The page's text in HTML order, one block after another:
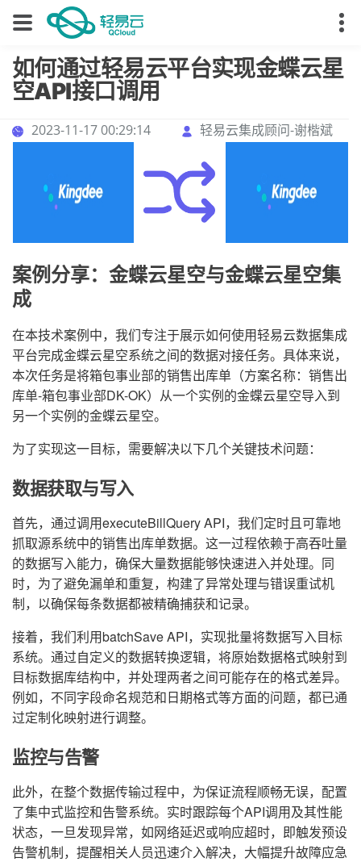
如何通过轻易云平台实现金蝶云星
空API接口调用
2023-11-17 00:29:14 轻易云集成顾问-谢楷斌
案例分享：金蝶云星空与金蝶云星空集
成
在本技术案例中，我们专注于展示如何使用轻易云数据集成
平台完成金蝶云星空系统之间的数据对接任务。具体来说，
本次任务是将箱包事业部的销售出库单（方案名称：销售出
库单-箱包事业部DK-OK）从一个实例的金蝶云星空导入到
另一个实例的金蝶云星空。
为了实现这一目标，需要解决以下几个关键技术问题：
数据获取与写入
首先，通过调用executeBillQuery API，我们定时且可靠地
抓取源系统中的销售出库单数据。这一过程依赖于高吞吐量
的数据写入能力，确保大量数据能够快速进入并处理。同
时，为了避免漏单和重复，构建了异常处理与错误重试机
制，以确保每条数据都被精确捕获和记录。
接着，我们利用batchSave API，实现批量将数据写入目标
系统。通过自定义的数据转换逻辑，将原始数据格式映射到
目标数据库结构中，并处理两者之间可能存在的格式差异。
例如，不同字段命名规范和日期格式等方面的问题，都已通
过定制化映射进行调整。
监控与告警
此外，在整个数据传输过程中，为保证流程顺畅无误，配置
了集中式监控和告警系统。实时跟踪每个API调用及其性能
状态，一旦发现异常，如网络延迟或响应超时，即触发预设
告警机制，提醒相关人员迅速介入解决，大幅提升故障应急